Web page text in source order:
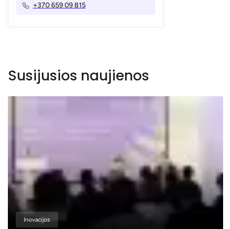
+370 659 09 815
Susijusios naujienos
Inovacijos